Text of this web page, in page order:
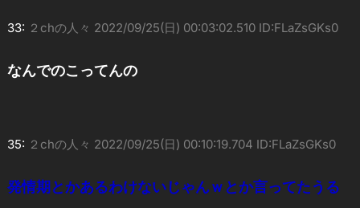
33: ２chの人々 2022/09/25(日) 00:03:02.510 ID:FLaZsGKs0
なんでのこってんの
35: ２chの人々 2022/09/25(日) 00:10:19.704 ID:FLaZsGKs0
発情期とかあるわけないじゃんｗとか言ってたうる